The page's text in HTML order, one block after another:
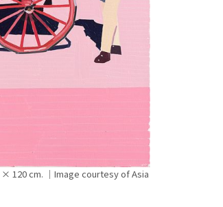
120 cm. ｜Image courtesy of Asia